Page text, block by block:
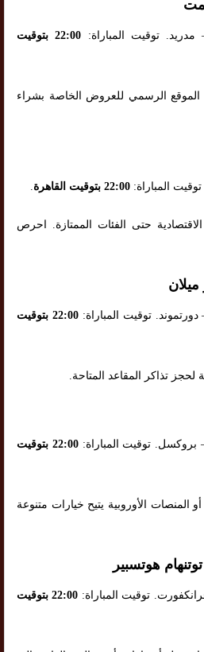
– مدريد. توقيت المباراة:
22:00 بتوقيت
الموقع الرسمي للعروض الخاصة بشراء
المباراة: 22:00 بتوقيت القاهرة .
حتى الفئات الممتازة. احرص
ميلان
دورتموند. توقيت المباراة:
22:00 بتوقيت
لحجز تذاكر المقاعد المتاحة.
بروكسل. توقيت المباراة:
22:00 بتوقيت
المنصات الأوروبية يتيح خيارات متنوعة
هوتسبير
توقيت المباراة:
22:00 بتوقيت